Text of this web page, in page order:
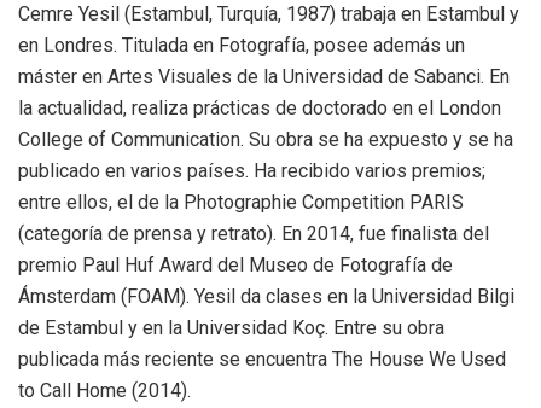
Cemre Yesil (Estambul, Turquía, 1987) trabaja en Estambul y
en Londres. Titulada en Fotografía, posee además un
máster en Artes Visuales de la Universidad de Sabanci. En
la actualidad, realiza prácticas de doctorado en el London
College of Communication. Su obra se ha expuesto y se ha
publicado en varios países. Ha recibido varios premios;
entre ellos, el de la Photographie Competition PARIS
(categoría de prensa y retrato). En 2014, fue finalista del
premio Paul Huf Award del Museo de Fotografía de
Ámsterdam (FOAM). Yesil da clases en la Universidad Bilgi
de Estambul y en la Universidad Koç. Entre su obra
publicada más reciente se encuentra The House We Used
to Call Home (2014).